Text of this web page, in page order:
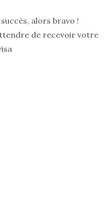
alors bravo !
de recevoir votre